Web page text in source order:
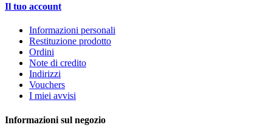
Il tuo account
Informazioni personali
Restituzione prodotto
Ordini
Note di credito
Indirizzi
Vouchers
I miei avvisi
Informazioni sul negozio